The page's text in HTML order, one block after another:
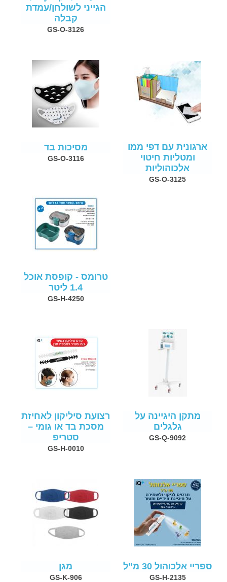
הגייני לשולחן/עמדת
קבלה
GS-O-3126
ארגונית עם דפי ממו
ומטליות חיטוי
אלכוהוליות
GS-O-3125
מסיכות בד
GS-O-3116
טרומס - קופסת אוכל
1.4 ליטר
GS-H-4250
מתקן היגיינה על
גלגלים
GS-Q-9092
רצועת סיליקון לאחיזת
מסכת בד או גומי –
סטריפ
GS-H-0010
ספריי אלכוהול 30 מ”ל
GS-H-2135
מגן
GS-K-906